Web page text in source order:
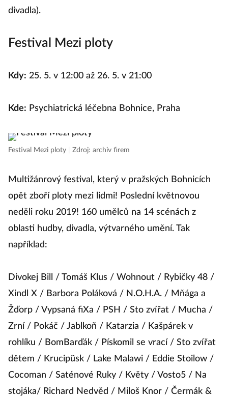
divadla).
Festival Mezi ploty
Kdy: 25. 5. v 12:00 až 26. 5. v 21:00
Kde: Psychiatrická léčebna Bohnice, Praha
Festival Mezi ploty Zdroj: archiv firem
Multižánrový festival, který v pražských Bohnicích
opět zboří ploty mezi lidmi! Poslední květnovou
neděli roku 2019! 160 umělců na 14 scénách z
oblasti hudby, divadla, výtvarného umění. Tak
například:
Divokej Bill / Tomáš Klus / Wohnout / Rybičky 48 /
Xindl X / Barbora Poláková / N.O.H.A. / Mňága a
Žďorp / Vypsaná fiXa / PSH / Sto zvířat / Mucha /
Zrní / Pokáč / Jablkoň / Katarzia / Kašpárek v
rohlíku / BomBarďák / Pískomil se vrací / Sto zvířat
dětem / Krucipüsk / Lake Malawi / Eddie Stoilow /
Cocoman / Saténové Ruky / Květy / Vosto5 / Na
stojáka/ Richard Nedvěd / Miloš Knor / Čermák &